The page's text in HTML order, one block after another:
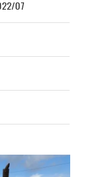
07